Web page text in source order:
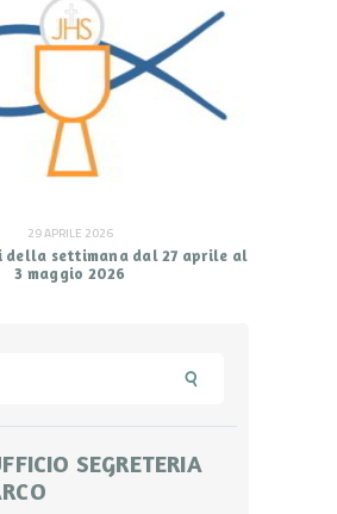
29 APRILE 2026
della settimana dal 27 aprile al
3 maggio 2026
SEGRETERIA